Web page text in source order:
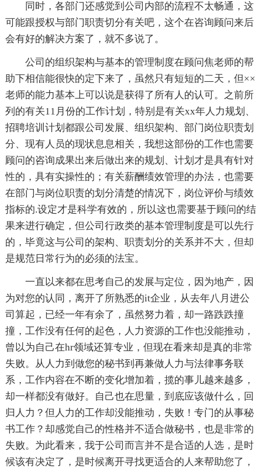
同时，各部门还感觉到公司内部的流程不太畅通，这
可能跟授权与部门职责切分有关吧，这个在咨询顾问来后
会有好的解决方案了，就不多说了。
公司的组织架构与基本的管理制度在顾问焦老师的帮
助下相信能很快的定下来了，虽然只有短短的二天，但××
老师的能力基本上可以说是获得了所有人的认可。之前所
列的有关11月份的工作计划，特别是有关xx年人力规划、
招聘培训计划都跟公司发展、组织架构、部门岗位职责划
分、现有人员的现状息息相关，我想这部份的工作也需要
顾问的咨询成果出来后做出来的规划、计划才是具有针对
性的，具有实操性的；有关薪酬绩效管理的办法，也需要
在部门与岗位职责的划分清楚的情况下，岗位评价与绩效
指标的.设定才是科学有效的，所以这也需要基于顾问的结
果来进行确定，但公司行政类的基本管理制度是可以先行
的，毕竟这与公司的架构、职责划分的关系并不大，但却
是规范日常行为的必须的法宝。
一直以来都在思考自己的发展与定位，因为地产，因
为对您的认同，离开了所熟悉的it企业，从去年八月进公
司算起，已经一年有余了，虽然努力着，却一路跌跌撞
撞，工作没有任何的起色，人力资源的工作也没能推动，
曾以为自己在hr领域还算专业，但现在看来却是真的非常
失败。从人力到做您的秘书到再兼做人力与法律事务联
系，工作内容在不断的变化增加着，揽的事儿越来越多，
却一样都没有做好。自己也在思量，到底应该做什么，回
归人力？但人力的工作却没能推动，失败！专门的从事秘
书工作？却感觉自己的性格并不适合做秘书，也是非常的
失败。为此看来，我于公司而言并不是合适的人选，是时
候该有决定了，是时候离开寻找更适合的人来帮助您了，